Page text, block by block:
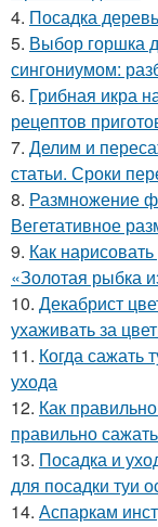
4. Посадка
5. Выбор горшка
сингониумом:
6. Грибная икра
рецептов
7. Делим и
статьи. Сроки
8. Размножение
Вегетативное
9. Как
«Золотая рыбка
10. Декабрист
ухаживать за
11. Когда сажать
ухода
12. Как
правильно
13. Посадка и
для посадки туи
14. Аспаркам